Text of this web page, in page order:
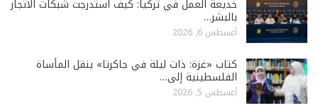
خديعة العمل في تركيا: كيف استدرجت شبكات الاتجار
بالبشر…
أغسطس 6, 2026
كتاب «غزة: ذات ليلة في جاكرتا» ينقل المأساة
الفلسطينية إلى…
أغسطس 5, 2026